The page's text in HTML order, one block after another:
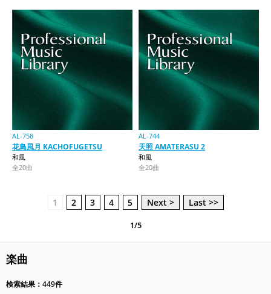
AL-758
花鳥風月 KACHOFUGETSU
和風
全20曲
AL-744
天照 AMATERASU 2
和風
全20曲
1 2 3 4 5 Next > Last >>
1/5
楽曲
検索結果：449件